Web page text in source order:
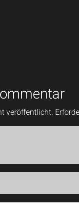
veröffentlicht.